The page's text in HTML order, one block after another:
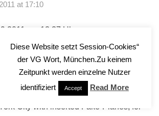
at 17:10
um 12:37 Uhr
and Video-Fakery, using a completely
City with inserted Fake-Planes, for
Diese Website setzt Session-Cookies“
der VG Wort, München.Zu keinem
Zeitpunkt werden einzelne Nutzer
identifiziert
Accept Read More